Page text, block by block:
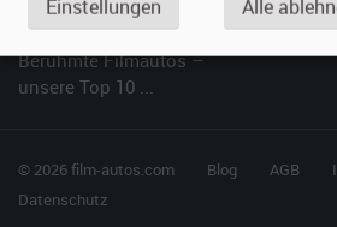
SPECIAL
Berühmte Filmautos –
unsere Top 10 ...
© 2026 film-autos.com Blog AGB
Datenschutz
Einstellungen Alle